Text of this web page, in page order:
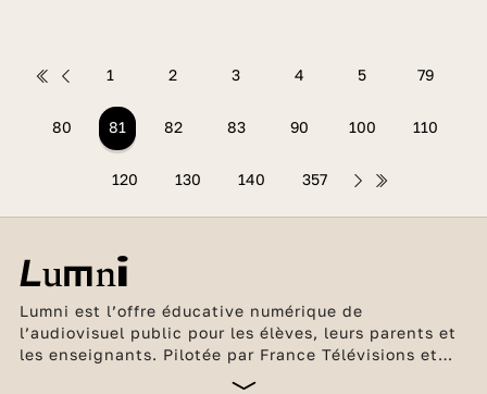
1 2 3 4 5 79
80 81 82 83 90 100 110
120 130 140 357
Lumni est l’offre éducative numérique de
l’audiovisuel public pour les élèves, leurs parents et
les enseignants. Pilotée par France Télévisions et